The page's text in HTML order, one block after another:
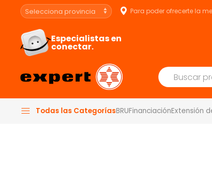
Para poder ofrecerte la
Especialistas en
conectar.
Todas las CategoríasBRUFinanciaciónExtensión